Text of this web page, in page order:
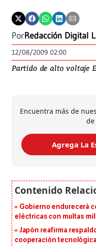
PorRedacción Digital
12/08/2009 02:00
Partido de alto voltaje
Encuentra más de
Agrega La
Gobierno endurecerá
eléctricas con multas
Japón reafirma
cooperación